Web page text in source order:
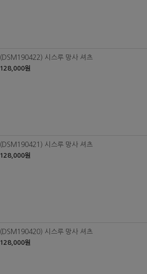
(DSM190422) 시스루 망사 셔츠
128,000원
(DSM190421) 시스루 망사 셔츠
128,000원
(DSM190420) 시스루 망사 셔츠
128,000원